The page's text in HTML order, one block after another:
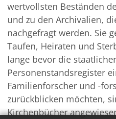
wertvollsten Beständen
und zu den Archivalien,
nachgefragt werden. Sie
Taufen, Heiraten und
lange bevor die
Personenstandsregister
Familienforscher und -
zurückblicken möchten,
Kirchenbücher